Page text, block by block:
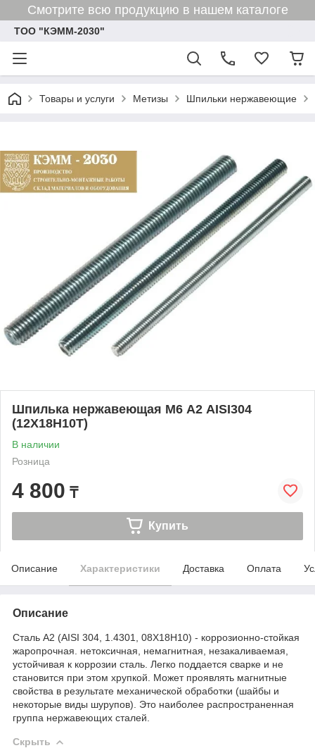
Смотрите всю продукцию в нашем каталоге
ТОО "КЭММ-2030"
Товары и услуги Метизы Шпильки нержавеющие
Шпилька нержавеющая М6 А2 AISI304
(12Х18Н10Т)
В наличии
Розница
4 800 ₸
Купить
Описание Характеристики Доставка Оплата
Описание
Сталь А2 (AISI 304, 1.4301, 08Х18Н10) - коррозионно-стойкая
жаропрочная. нетоксичная, немагнитная, незакаливаемая,
устойчивая к коррозии сталь. Легко поддается сварке и не
становится при этом хрупкой. Может проявлять магнитные
свойства в результате механической обработки (шайбы и
некоторые виды шурупов). Это наиболее распространенная
группа нержавеющих сталей.
Скрыть